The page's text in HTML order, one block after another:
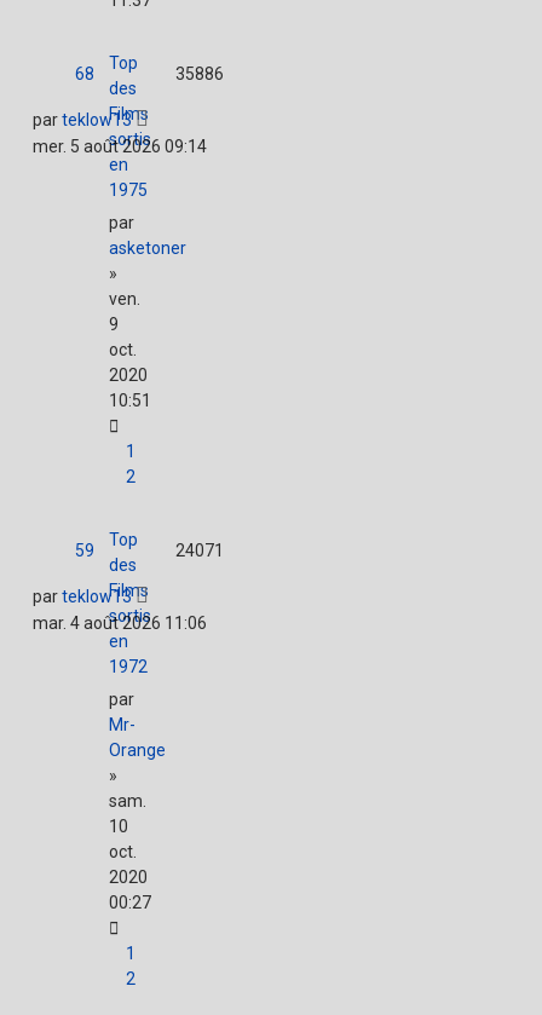
Top
des
Films
sortis
en
1975
par
asketoner
»
ven.
9
oct.
2020
10:51
1
2
68 35886
parteklow13
mer. 5 août 2026 09:14
Top
des
Films
sortis
en
1972
par
Mr-
Orange
»
sam.
10
oct.
2020
00:27
1
2
59 24071
parteklow13
mar. 4 août 2026 11:06